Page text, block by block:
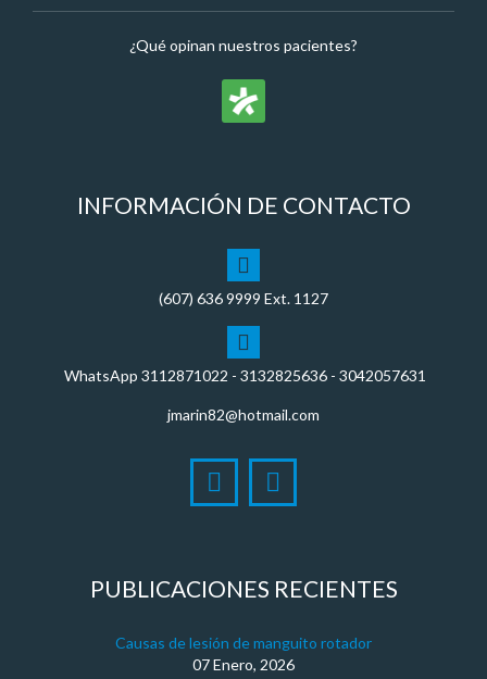
¿Qué opinan nuestros pacientes?
INFORMACIÓN DE CONTACTO
(607) 636 9999 Ext. 1127
WhatsApp 3112871022 - 3132825636 - 3042057631
jmarin82@hotmail.com
PUBLICACIONES RECIENTES
Causas de lesión de manguito rotador
07 Enero, 2026